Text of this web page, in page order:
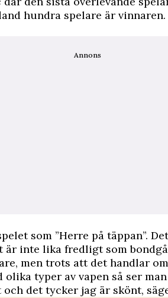
hundra spelare är vinnaren.
Annons
som ”Herre på täppan”.
är inte lika fredligt som
men trots att det handlar
olika typer av vapen så ser
det tycker jag är skönt,